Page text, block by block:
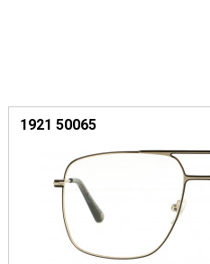
1921 50065